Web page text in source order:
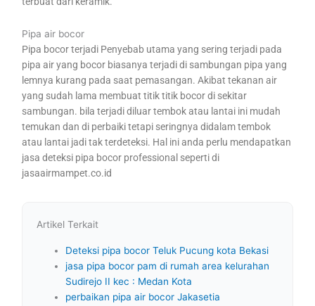
Pipa air bocor
Pipa bocor terjadi Penyebab utama yang sering terjadi pada
pipa air yang bocor biasanya terjadi di sambungan pipa yang
lemnya kurang pada saat pemasangan. Akibat tekanan air
yang sudah lama membuat titik titik bocor di sekitar
sambungan. bila terjadi diluar tembok atau lantai ini mudah
temukan dan di perbaiki tetapi seringnya didalam tembok
atau lantai jadi tak terdeteksi. Hal ini anda perlu mendapatkan
jasa deteksi pipa bocor professional seperti di
jasaairmampet.co.id
Artikel Terkait
Deteksi pipa bocor Teluk Pucung kota Bekasi
jasa pipa bocor pam di rumah area kelurahan
Sudirejo II kec : Medan Kota
perbaikan pipa air bocor Jakasetia